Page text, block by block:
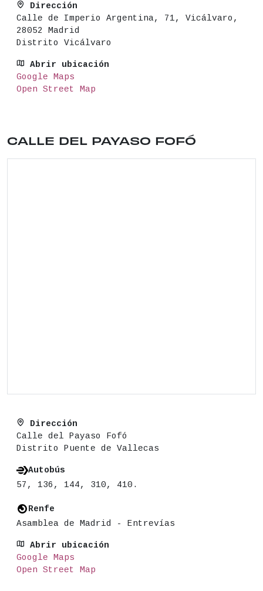
Dirección
Calle de Imperio Argentina, 71, Vicálvaro,
28052 Madrid
Distrito Vicálvaro
Abrir ubicación
Google Maps
Open Street Map
CALLE DEL PAYASO FOFÓ
Ubicación del lugar: Calle del Payaso Fofó .
Dirección
Calle del Payaso Fofó
Distrito Puente de Vallecas
Autobús
57, 136, 144, 310, 410.
Renfe
Asamblea de Madrid - Entrevías
Abrir ubicación
Google Maps
Open Street Map